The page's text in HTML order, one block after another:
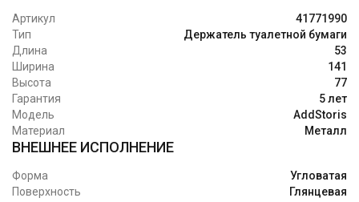
Артикул
41771990
Тип
Держатель туалетной бумаги
Длина
53
Ширина
141
Высота
77
Гарантия
5 лет
Модель
AddStoris
Материал
Металл
ВНЕШНЕЕ ИСПОЛНЕНИЕ
Форма
Угловатая
Поверхность
Глянцевая